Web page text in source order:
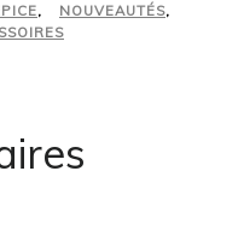
, NOUVEAUTÉS,